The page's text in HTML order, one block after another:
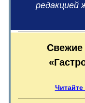
редакцией
Свежие